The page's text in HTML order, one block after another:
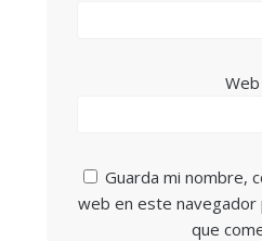
Web
Guarda mi nombre,
web en este navegador
que